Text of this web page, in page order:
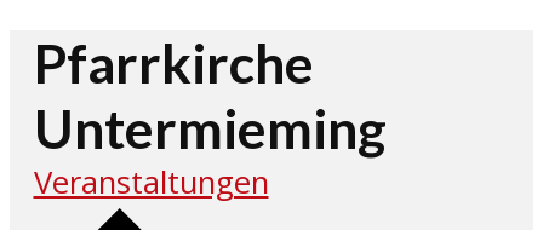
Pfarrkirche
Untermieming
Veranstaltungen